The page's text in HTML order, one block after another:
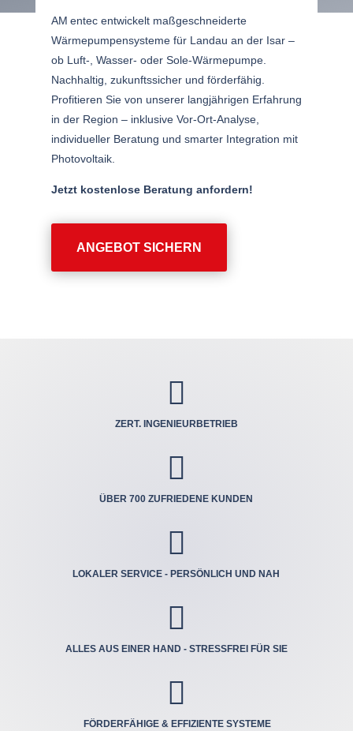
AM entec entwickelt maßgeschneiderte
Wärmepumpensysteme für Landau an der Isar –
ob Luft‑, Wasser‑ oder Sole‑Wärmepumpe.
Nachhaltig, zukunftssicher und förderfähig.
Profitieren Sie von unserer langjährigen Erfahrung
in der Region – inklusive Vor-Ort-Analyse,
individueller Beratung und smarter Integration mit
Photovoltaik.
Jetzt kostenlose Beratung anfordern!
ANGEBOT SICHERN

ZERT. INGENIEUR­BETRIEB

ÜBER 700 ZUFRIEDENE KUNDEN

LOKALER SERVICE - PERSÖNLICH UND NAH

ALLES AUS EINER HAND - STRESSFREI FÜR SIE

FÖRDERFÄHIGE & EFFIZIENTE SYSTEME